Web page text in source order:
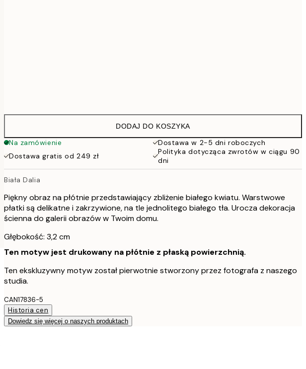
DODAJ DO KOSZYKA
Na zamówienie
Dostawa w 2-5 dni roboczych
Dostawa gratis od 249 zł
Polityka dotycząca zwrotów w ciągu 90
dni
Biała Dalia
Piękny obraz na płótnie przedstawiający zbliżenie białego kwiatu. Warstwowe
płatki są delikatne i zakrzywione, na tle jednolitego białego tła. Urocza dekoracja
ścienna do galerii obrazów w Twoim domu.
Głębokość: 3,2 cm
Ten motyw jest drukowany na płótnie z płaską powierzchnią.
Ten ekskluzywny motyw został pierwotnie stworzony przez fotografa z naszego
studia.
CAN17836-5
Historia cen
Dowiedz się więcej o naszych produktach